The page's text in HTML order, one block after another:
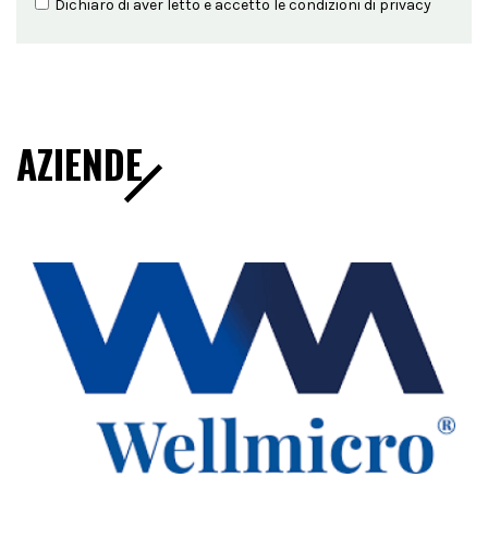
Dichiaro di aver letto e accetto le condizioni di privacy
AZIENDE